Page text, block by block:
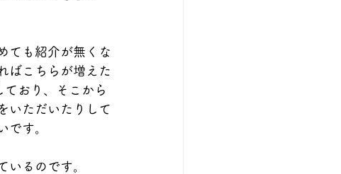
ても紹介が無くな
ばこちらが増えた
おり、そこから
いただいたりして
です。
いるのです。